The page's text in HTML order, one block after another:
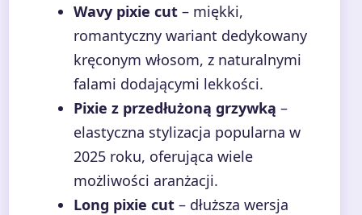
Wavy pixie cut – miękki,
romantyczny wariant dedykowany
kręconym włosom, z naturalnymi
falami dodającymi lekkości.
Pixie z przedłużoną grzywką –
elastyczna stylizacja popularna w
2025 roku, oferująca wiele
możliwości aranżacji.
Long pixie cut – dłuższa wersja